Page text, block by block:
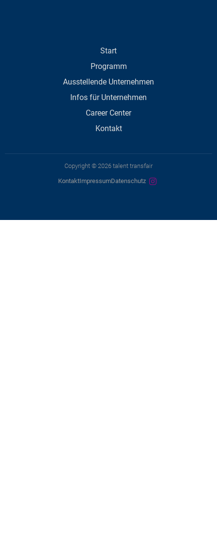
Start
Programm
Ausstellende Unternehmen
Infos für Unternehmen
Career Center
Kontakt
Copyright © 2026 talent transfair
KontaktImpressumDatenschutz